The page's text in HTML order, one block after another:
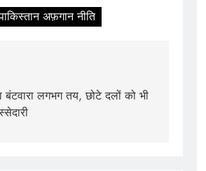
अफ़गान नीति
बंटवारा लगभग तय, छोटे दलों को भी